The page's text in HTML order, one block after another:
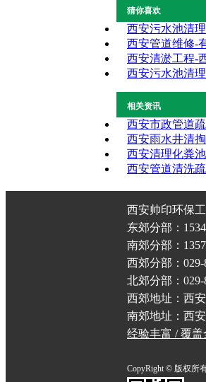
猜你喜欢
西安污水池清
西安管道维修-
西安清淤工程-
西安污水池清
相关资讯
西安市政管道
西安雨水井清
西安清理化粪
西安管道清洗
西安帅印环保
东郊分部：
南郊分部：
西郊分部：029-
北郊分部：029-
西郊地址：西
南郊地址：西
经验丰富 / 覆盖
CopyRight © 版权所